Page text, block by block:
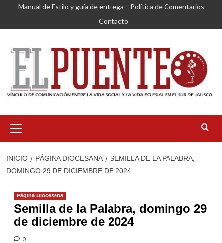
Saltar
contenido
Manual de Estilo y guía de entrega
Política de Comentarios
Contacto
primario
INICIO PÁGINA DIOCESANA
SEMILLA DE LA PALABRA,
DOMINGO 29 DE DICIEMBRE DE 2024
Página Diocesana
Semilla de la Palabra, domingo 29
de diciembre de 2024
0